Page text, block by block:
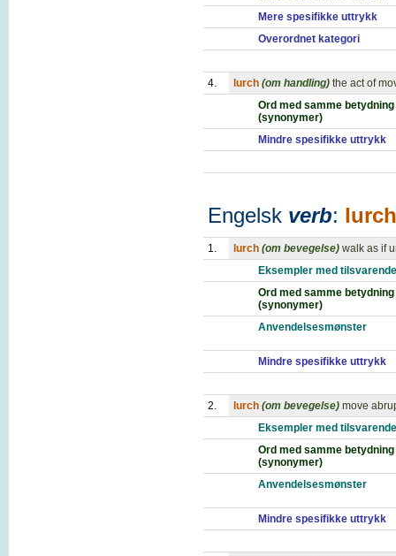
Mere spesifikke uttrykk
Overordnet kategori
4. lurch (om handling) the act of
Ord med samme betydning
(synonymer)
Mindre spesifikke uttrykk
Engelsk verb: lurch
1. lurch (om bevegelse) walk as if
Eksempler med
Ord med samme betydning
(synonymer)
Anvendelsesmønster
Mindre spesifikke uttrykk
2. lurch (om bevegelse) move
Eksempler med
Ord med samme betydning
(synonymer)
Anvendelsesmønster
Mindre spesifikke uttrykk